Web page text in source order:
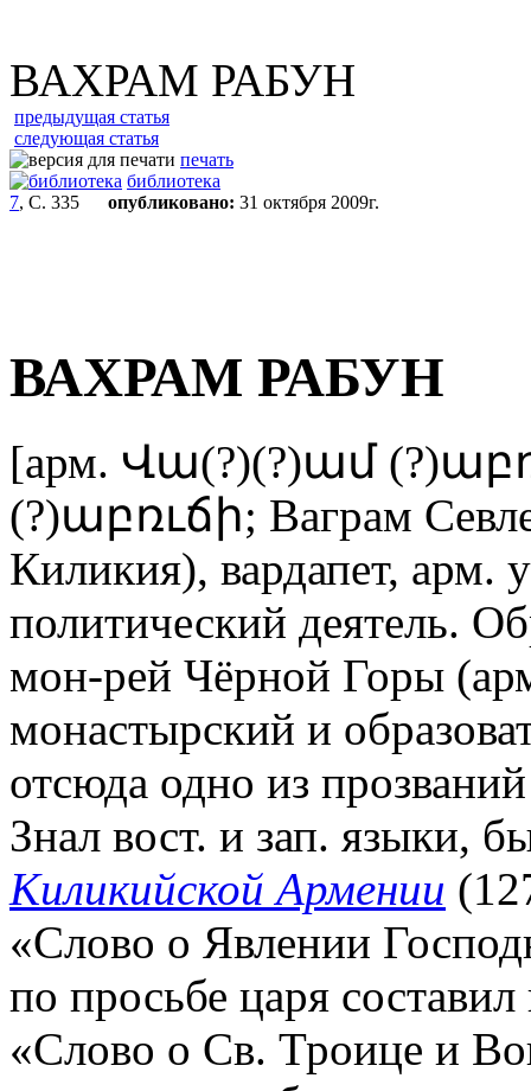
ВАХРАМ РАБУН
предыдущая статья
следующая статья
печать
библиотека
7, С. 335 опубликовано: 31 октября 2009г.
ВАХРАМ РАБУН
[арм. Վա(?)(?)ամ
(?)աբռւճի; Ваграм
Киликия), вардапет, арм.
политический деятель.
мон-рей Чёрной Горы
монастырский и
отсюда одно из
Знал вост. и зап. языки,
Киликийской Армении
«Слово о Явлении
по просьбе царя
«Слово о Св. Троице и